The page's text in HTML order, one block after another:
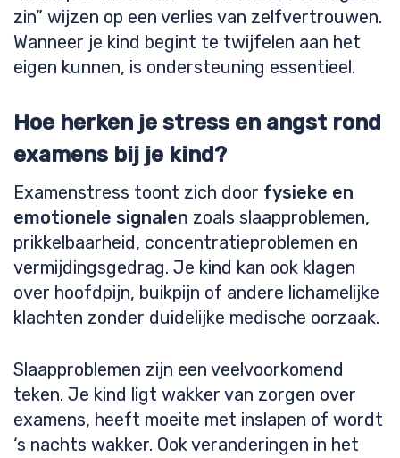
zin” wijzen op een verlies van zelfvertrouwen.
Wanneer je kind begint te twijfelen aan het
eigen kunnen, is ondersteuning essentieel.
Hoe herken je stress en angst rond
examens bij je kind?
Examenstress toont zich door fysieke en
emotionele signalen zoals slaapproblemen,
prikkelbaarheid, concentratieproblemen en
vermijdingsgedrag. Je kind kan ook klagen
over hoofdpijn, buikpijn of andere lichamelijke
klachten zonder duidelijke medische oorzaak.
Slaapproblemen zijn een veelvoorkomend
teken. Je kind ligt wakker van zorgen over
examens, heeft moeite met inslapen of wordt
‘s nachts wakker. Ook veranderingen in het